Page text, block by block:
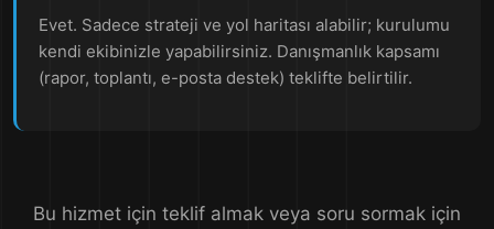
Evet. Sadece strateji ve yol haritası alabilir; kurulumu
kendi ekibinizle yapabilirsiniz. Danışmanlık kapsamı
(rapor, toplantı, e-posta destek) teklifte belirtilir.
Bu hizmet için teklif almak veya soru sormak için